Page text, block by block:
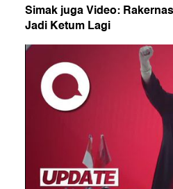
Simak juga Video:
Jadi Ketum Lagi